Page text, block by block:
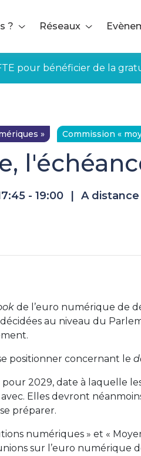
? Réseaux
pour bénéficier de la
» Commission «
- 19:00
A distance
de l’euro numérique de
au niveau du
positionner concernant le
2029, date à laquelle
Elles devront
préparer.
numériques » et «
sur l’euro numérique